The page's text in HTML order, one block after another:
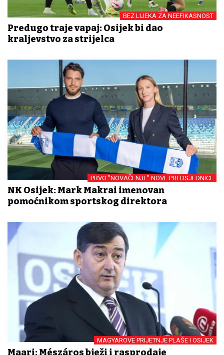
BEZ LIJEKA ZA NEEFIKASNOST
Predugo traje vapaj: Osijek bi dao
kraljevstvo za strijelca
PRVO "NOVAČENJE" NOVE PREDSJEDNICE
NK Osijek: Mark Makrai imenovan
pomoćnikom sportskog direktora
MAGYAROVE PRIJETNJE PLAŠE I OSIJEK
Mađari: Mészáros bježi i rasprodaje